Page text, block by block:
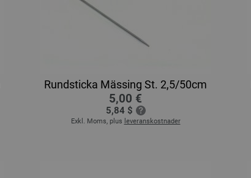
Rundsticka Mässing St. 2,5/50cm
5,00 €
5,84 $
Exkl. Moms, plus leveranskostnader